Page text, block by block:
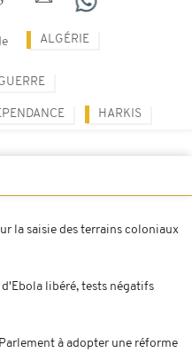
ALGÉRIE
HARKIS
la saisie des terrains coloniaux
libéré, tests négatifs
à adopter une réforme